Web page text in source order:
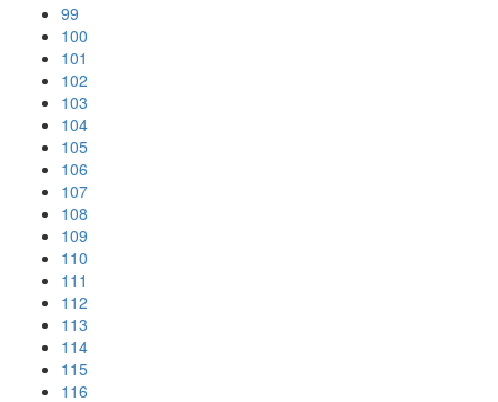
99
100
101
102
103
104
105
106
107
108
109
110
111
112
113
114
115
116